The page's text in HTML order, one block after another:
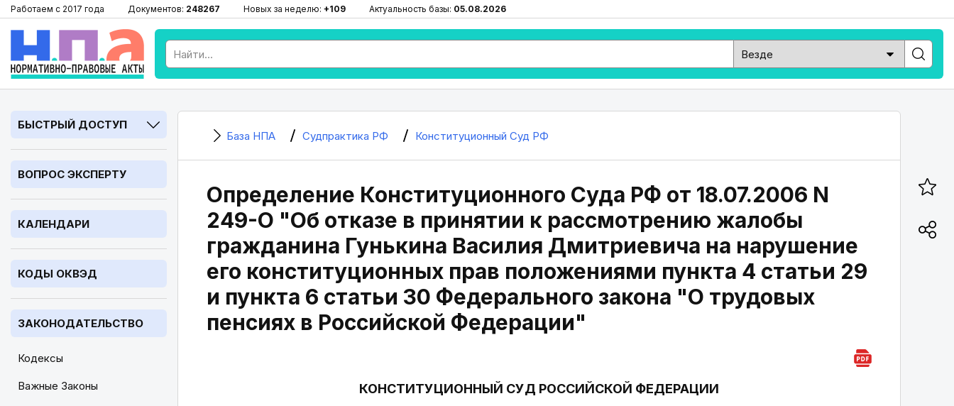
Работаем с 2017 года Документов: 248267 Новых за неделю: +109 Актуальность базы: 05.08.2026
БЫСТРЫЙ ДОСТУП
ВОПРОС ЭКСПЕРТУ
КАЛЕНДАРИ
КОДЫ ОКВЭД
ЗАКОНОДАТЕЛЬСТВО
Кодексы
Важные Законы
База НПА Судпрактика РФ Конституционный Суд РФ
Определение Конституционного Суда РФ от 18.07.2006 N
249-О "Об отказе в принятии к рассмотрению жалобы
гражданина Гунькина Василия Дмитриевича на нарушение
его конституционных прав положениями пункта 4 статьи 29
и пункта 6 статьи 30 Федерального закона "О трудовых
пенсиях в Российской Федерации"
КОНСТИТУЦИОННЫЙ СУД РОССИЙСКОЙ ФЕДЕРАЦИИ